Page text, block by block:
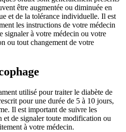
être augmentée ou diminuée en
et de la tolérance individuelle. Il est
les instructions de votre médecin
signaler à votre médecin ou votre
ou tout changement de votre
utilisé pour traiter le diabète de
pour une durée de 5 à 10 jours,
Il est important de suivre les
et de signaler toute modification ou
à votre médecin.